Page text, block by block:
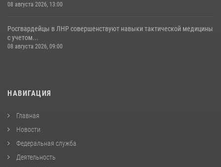
08 августа 2026, 13:00
Росгвардейцы в ЛНР совершенствуют навыки тактической медицины
с учетом...
08 августа 2026, 09:00
НАВИГАЦИЯ
Главная
Новости
Федеральная служба
Деятельность